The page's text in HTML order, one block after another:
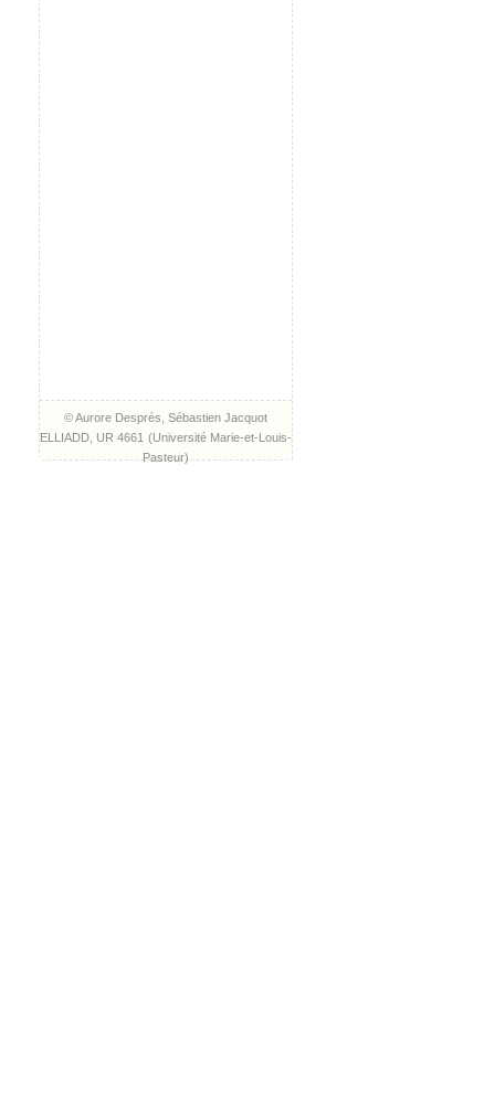
© Aurore Després, Sébastien Jacquot
ELLIADD, UR 4661 (Université Marie-et-Louis-
Pasteur)